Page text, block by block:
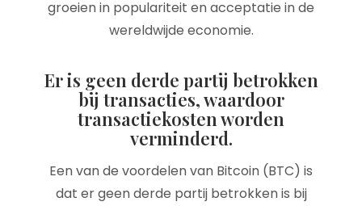
groeien in populariteit en acceptatie in de
wereldwijde economie.
Er is geen derde partij betrokken
bij transacties, waardoor
transactiekosten worden
verminderd.
Een van de voordelen van Bitcoin (BTC) is
dat er geen derde partij betrokken is bij